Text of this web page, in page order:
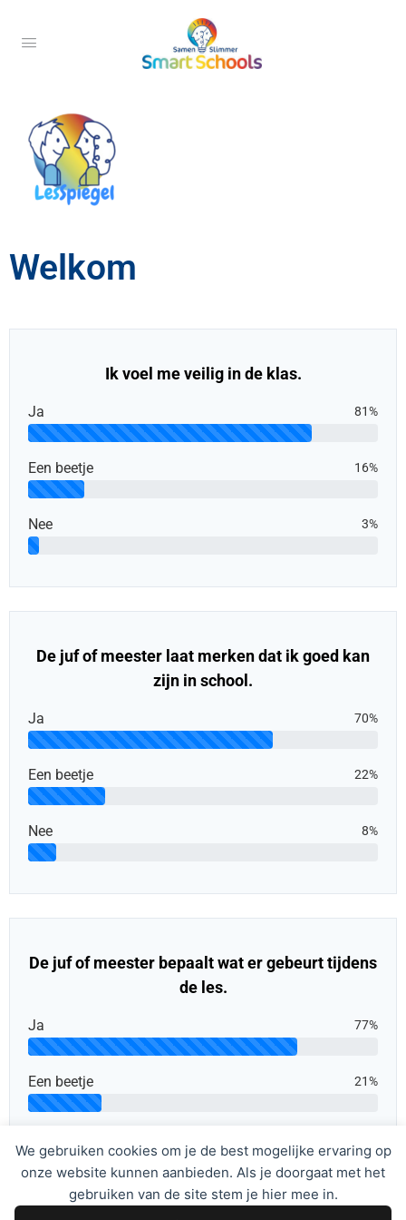
We gebruiken cookies om je de best mogelijke ervaring op
onze website kunnen aanbieden. Als je doorgaat met het
gebruiken van de site stem je hier mee in.
Welkom
Ik voel me veilig in de klas.
81%
Ja
16%
Een beetje
3%
Nee
De juf of meester laat merken dat ik goed kan
zijn in school.
70%
Ja
22%
Een beetje
8%
Nee
De juf of meester bepaalt wat er gebeurt tijdens
de les.
77%
Ja
21%
Een beetje